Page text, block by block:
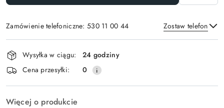
Zamówienie telefoniczne: 530 11 00 44 Zostaw telefon
Wyślij
Dostępność
i
dostawa
Wysyłka w ciągu:
24 godziny
Cena przesyłki:
0
Więcej o produkcie